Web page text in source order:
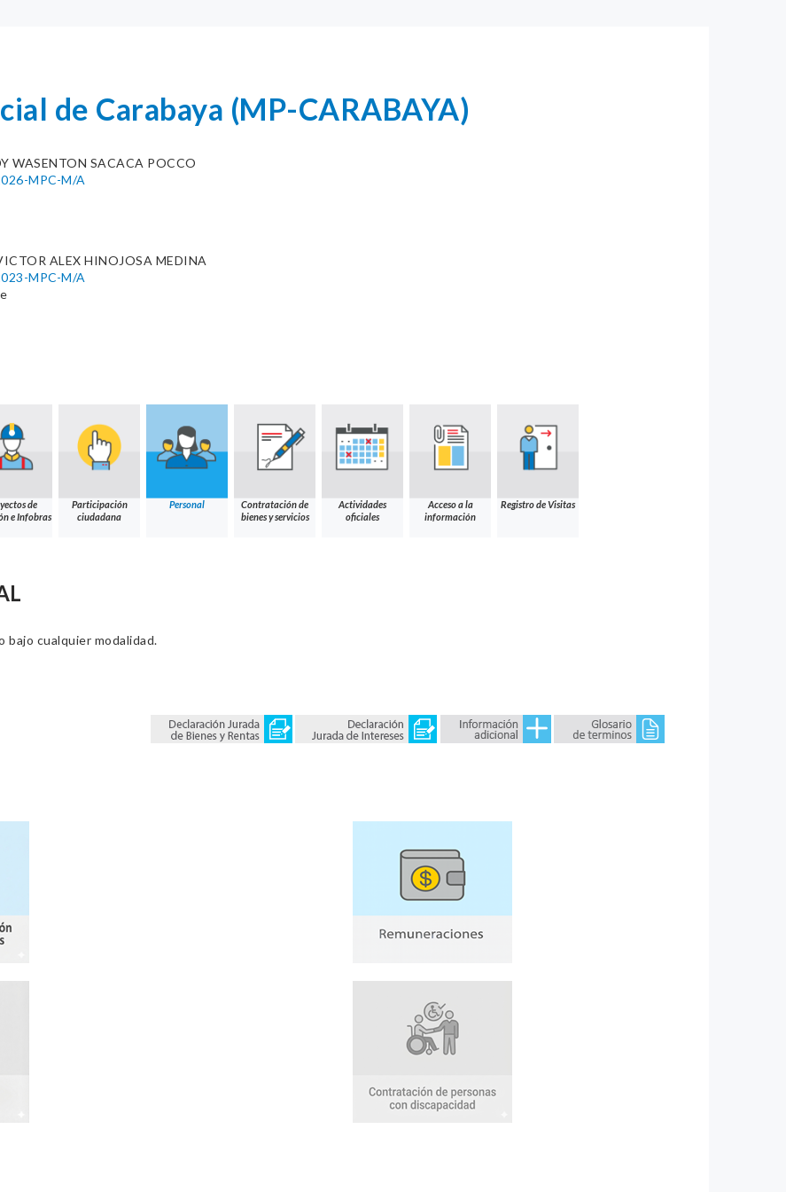
de Carabaya (MP-CARABAYA)
WASENTON SACACA POCCO
MPC-M/A
ALEX HINOJOSA MEDINA
MPC-M/A
de
e Infobras
Participación
ciudadana
Personal
Contratación de
bienes y servicios
Actividades
oficiales
Acceso a la
información
Registro de Visitas
bajo cualquier modalidad.